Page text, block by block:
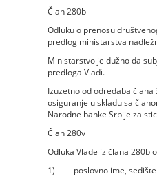
Član 280b
Odluku o prenosu
predlog ministarstva
Ministarstvo je dužno da
predloga Vladi.
Izuzetno od odredaba
osiguranje u skladu sa
Narodne banke Srbije za
Član 280v
Odluka Vlade iz člana 280b
1) poslovno ime, sedište i